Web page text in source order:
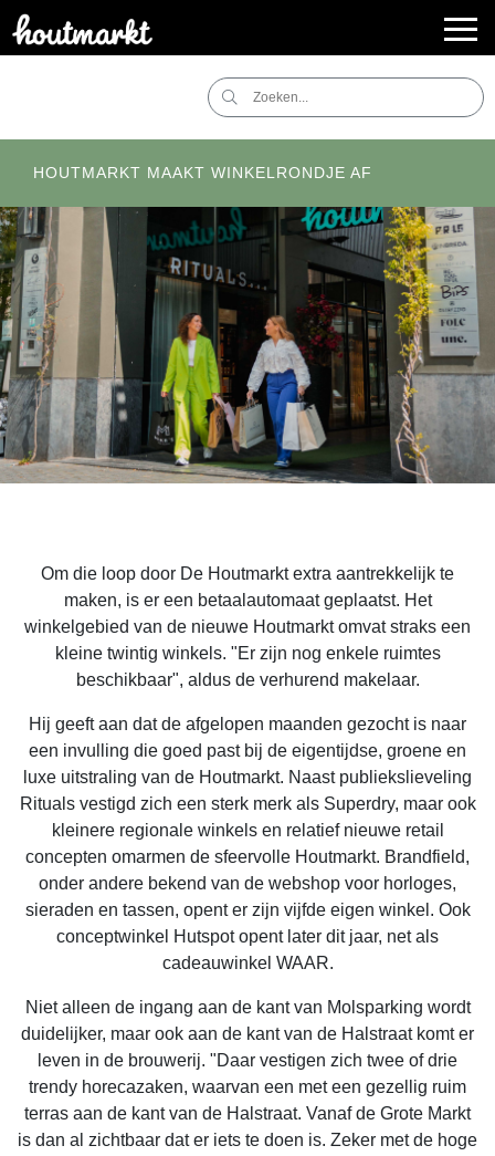
HOUTMARKT MAAKT WINKELRONDJE AF
Om die loop door De Houtmarkt extra aantrekkelijk te
maken, is er een betaalautomaat geplaatst. Het
winkelgebied van de nieuwe Houtmarkt omvat straks een
kleine twintig winkels. "Er zijn nog enkele ruimtes
beschikbaar", aldus de verhurend makelaar.
Hij geeft aan dat de afgelopen maanden gezocht is naar
een invulling die goed past bij de eigentijdse, groene en
luxe uitstraling van de Houtmarkt. Naast publiekslieveling
Rituals vestigd zich een sterk merk als Superdry, maar ook
kleinere regionale winkels en relatief nieuwe retail
concepten omarmen de sfeervolle Houtmarkt. Brandfield,
onder andere bekend van de webshop voor horloges,
sieraden en tassen, opent er zijn vijfde eigen winkel. Ook
conceptwinkel Hutspot opent later dit jaar, net als
cadeauwinkel WAAR.
Niet alleen de ingang aan de kant van Molsparking wordt
duidelijker, maar ook aan de kant van de Halstraat komt er
leven in de brouwerij. "Daar vestigen zich twee of drie
trendy horecazaken, waarvan een met een gezellig ruim
terras aan de kant van de Halstraat. Vanaf de Grote Markt
is dan al zichtbaar dat er iets te doen is. Zeker met de hoge